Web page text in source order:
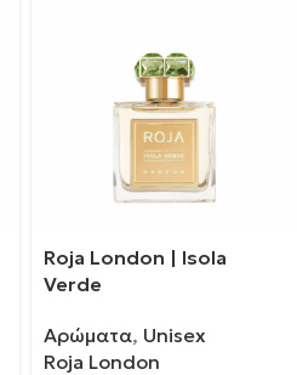
Roja London | Isola
Verde
Αρώματα, Unisex
Roja London